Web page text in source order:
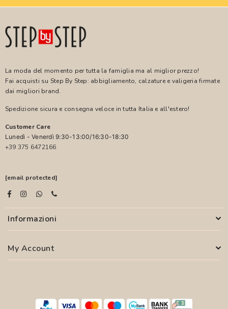
La moda del momento per tutta la famiglia ma al miglior prezzo!
Fai acquisti su Step By Step: abbigliamento, calzature e valigeria firmate
dai migliori brand.
Spedizione sicura e consegna veloce in tutta Italia e all'estero!
Customer Care
Lunedì - Venerdì 9:30-13:00/16:30-18:30
+39 375 6472166
[email protected]
Informazioni
My Account